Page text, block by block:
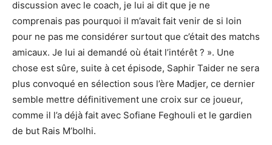
discussion avec le coach, je lui ai dit que je ne
comprenais pas pourquoi il m’avait fait venir de si loin
pour ne pas me considérer surtout que c’était des matchs
amicaux. Je lui ai demandé où était l’intérêt ? ». Une
chose est sûre, suite à cet épisode, Saphir Taider ne sera
plus convoqué en sélection sous l’ère Madjer, ce dernier
semble mettre définitivement une croix sur ce joueur,
comme il l’a déjà fait avec Sofiane Feghouli et le gardien
de but Rais M’bolhi.